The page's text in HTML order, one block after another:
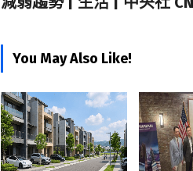
You May Also Like!